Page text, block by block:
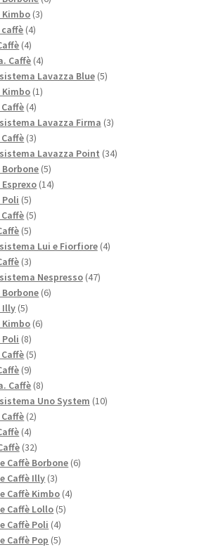
Kimbo 33
44
44
prodotti
Caffè 44
prodotti
Lavazza Blue 55
Kimbo 11
44
prodotti
Lavazza Firma 33
33
prodotti
Lavazza Point 3434
Borbone 55
prodotti
Esprexo 1414
Poli 55
prodotti
55
55
prodotti
Lui e Fiorfiore 44
33
prodotti
Nespresso 4747
Borbone 66
Illy 55
prodotti
Kimbo 66
Poli 88
prodotti
55
99
prodotti
Caffè 88
prodotti
Uno System 1010
22
44
prodotti
3232
prodotti
Caffè Borbone 66
Caffè Illy 33
prodotti
Caffè Kimbo 44
Caffè Lollo 55
Caffè Poli 44
prodotti
Caffè Pop 55